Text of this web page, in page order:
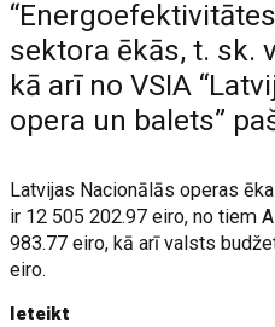
sektora ēkās, t. sk.
kā arī no VSIA
opera un balets”
Latvijas Nacionālās operas
ir 12 505 202.97 eiro, no tiem
983.77 eiro, kā arī valsts
eiro.
Ieteikt